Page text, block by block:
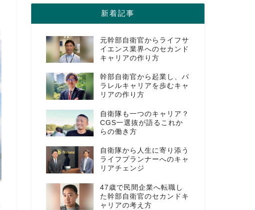
新着記事
元幹部自衛官からライフサ
イエンス業界へのセカンド
キャリアの作り方
幹部自衛官から起業し、パ
ラレルキャリアを歩むキャ
リアの作り方
自衛隊も一つのキャリア？
CGS一選抜が語るこれか
らの働き方
自衛隊から人生に寄り添う
ライフプランナーへのキャ
リアチェンジ
47歳で民間企業へ転職し
た幹部自衛官のセカンドキ
ャリアの考え方